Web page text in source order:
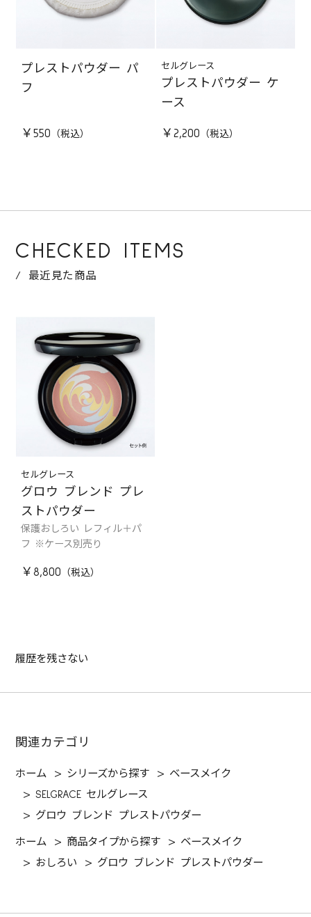
プレストパウダー パ
フ
￥550
セルグレース
プレストパウダー ケ
ース
￥2,200
CHECKED ITEMS
最近見た商品
セルグレース
グロウ ブレンド プレ
ストパウダー
保護おしろい レフィル＋パ
フ ※ケース別売り
￥8,800
履歴を残さない
関連カテゴリ
ホーム > シリーズから探す > ベースメイク
>SELGRACE セルグレース
> グロウ ブレンド プレストパウダー
ホーム > 商品タイプから探す > ベースメイク
> おしろい > グロウ ブレンド プレストパウダー